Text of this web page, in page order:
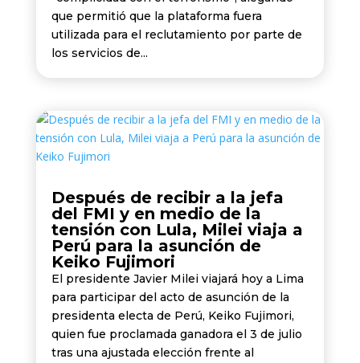
que permitió que la plataforma fuera
utilizada para el reclutamiento por parte de
los servicios de...
Después de recibir a la jefa
del FMI y en medio de la
tensión con Lula, Milei viaja a
Perú para la asunción de
Keiko Fujimori
El presidente Javier Milei viajará hoy a Lima
para participar del acto de asunción de la
presidenta electa de Perú, Keiko Fujimori,
quien fue proclamada ganadora el 3 de julio
tras una ajustada elección frente al